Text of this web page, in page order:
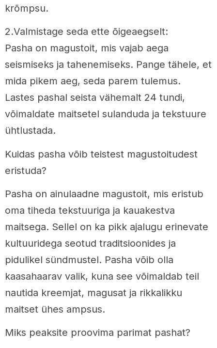
krõmpsu.
2.Valmistage seda ette õigeaegselt:
Pasha on magustoit, mis vajab aega
seismiseks ja tahenemiseks. Pange tähele, et
mida pikem aeg, seda parem tulemus.
Lastes pashal seista vähemalt 24 tundi,
võimaldate maitsetel sulanduda ja tekstuure
ühtlustada.
Kuidas pasha võib teistest magustoitudest
eristuda?
Pasha on ainulaadne magustoit, mis eristub
oma tiheda tekstuuriga ja kauakestva
maitsega. Sellel on ka pikk ajalugu erinevate
kultuuridega seotud traditsioonides ja
pidulikel sündmustel. Pasha võib olla
kaasahaarav valik, kuna see võimaldab teil
nautida kreemjat, magusat ja rikkalikku
maitset ühes ampsus.
Miks peaksite proovima parimat pashat?